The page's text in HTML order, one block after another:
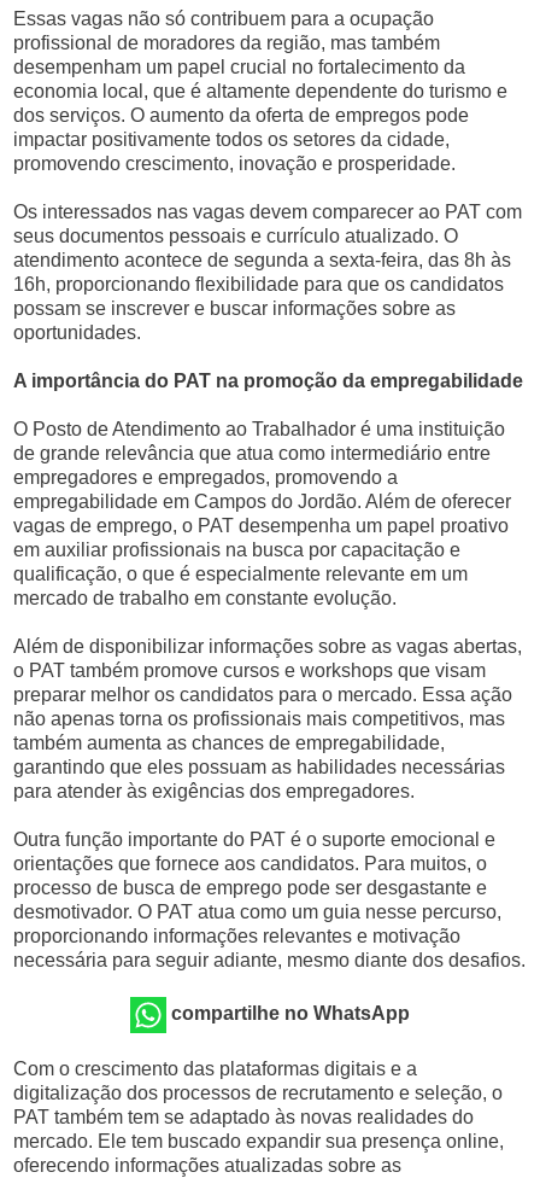
Essas vagas não só contribuem para a ocupação
profissional de moradores da região, mas também
desempenham um papel crucial no fortalecimento da
economia local, que é altamente dependente do turismo e
dos serviços. O aumento da oferta de empregos pode
impactar positivamente todos os setores da cidade,
promovendo crescimento, inovação e prosperidade.
Os interessados nas vagas devem comparecer ao PAT com
seus documentos pessoais e currículo atualizado. O
atendimento acontece de segunda a sexta-feira, das 8h às
16h, proporcionando flexibilidade para que os candidatos
possam se inscrever e buscar informações sobre as
oportunidades.
A importância do PAT na promoção da empregabilidade
O Posto de Atendimento ao Trabalhador é uma instituição
de grande relevância que atua como intermediário entre
empregadores e empregados, promovendo a
empregabilidade em Campos do Jordão. Além de oferecer
vagas de emprego, o PAT desempenha um papel proativo
em auxiliar profissionais na busca por capacitação e
qualificação, o que é especialmente relevante em um
mercado de trabalho em constante evolução.
Além de disponibilizar informações sobre as vagas abertas,
o PAT também promove cursos e workshops que visam
preparar melhor os candidatos para o mercado. Essa ação
não apenas torna os profissionais mais competitivos, mas
também aumenta as chances de empregabilidade,
garantindo que eles possuam as habilidades necessárias
para atender às exigências dos empregadores.
Outra função importante do PAT é o suporte emocional e
orientações que fornece aos candidatos. Para muitos, o
processo de busca de emprego pode ser desgastante e
desmotivador. O PAT atua como um guia nesse percurso,
proporcionando informações relevantes e motivação
necessária para seguir adiante, mesmo diante dos desafios.
compartilhe no WhatsApp
Com o crescimento das plataformas digitais e a
digitalização dos processos de recrutamento e seleção, o
PAT também tem se adaptado às novas realidades do
mercado. Ele tem buscado expandir sua presença online,
oferecendo informações atualizadas sobre as